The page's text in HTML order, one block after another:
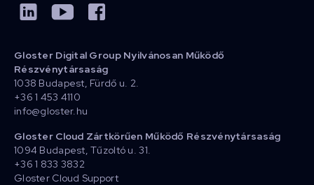
Gloster Digital Group Nyilvánosan Működő
Részvénytársaság
1038 Budapest, Fürdő u. 2.
+36 1 453 4110
info@gloster.hu
Gloster Cloud Zártkörűen Működő Részvénytársaság
1094 Budapest, Tűzoltó u. 31.
+36 1 833 3832
Gloster Cloud Support